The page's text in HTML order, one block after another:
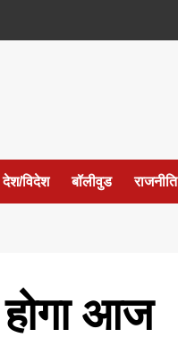
देश/विदेश बॉलीवुड राजनीति
आज